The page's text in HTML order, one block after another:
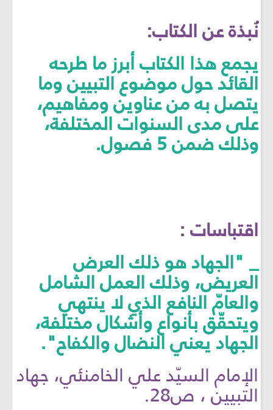
نُبذة عن الكتاب:
يجمع هذا الكتاب أبرز ما طرحه
القائد حول موضوع التبيين وما
يتصل به من عناوين ومفاهيم،
على مدى السنوات المختلفة،
وذلك ضمن 5 فصول.
اقتباسات :
_ "الجهاد هو ذلك العرض
العريض، وذلك العمل الشامل
والعامّ النافع الذي لا ينتهي
ويتحقّق بأنواع وأشكال مختلفة،
الجهاد يعني النضال والكفاح".
الإمام السيّد علي الخامنئي، جهاد
التبيين ، ص28.